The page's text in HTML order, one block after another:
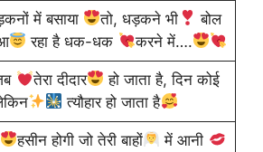
में बसाया तो, धड़कने भी
बोल
रहा है धक-धक करने में….
तेरा दीदार
हो जाता है, दिन कोई
त्यौहार हो जाता है
हसीन होगी जो तेरी बाहों
में आनी